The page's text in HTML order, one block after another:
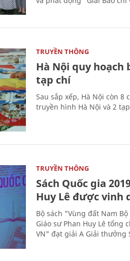
TRUYỀN THÔNG
Hà Nội quy hoạch
tạp chí
Sau sắp xếp, Hà Nội còn
truyền hình Hà Nội và 2
TRUYỀN THÔNG
Sách Quốc gia
Huy Lê được vinh
Bộ sách "Vùng đất Nam
Giáo sư Phan Huy Lê tổng
VN" đạt giải A Giải thưởng